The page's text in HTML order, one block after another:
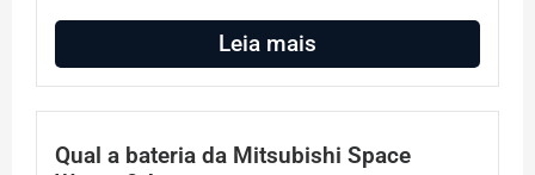
Leia mais
Qual a bateria da Mitsubishi Space